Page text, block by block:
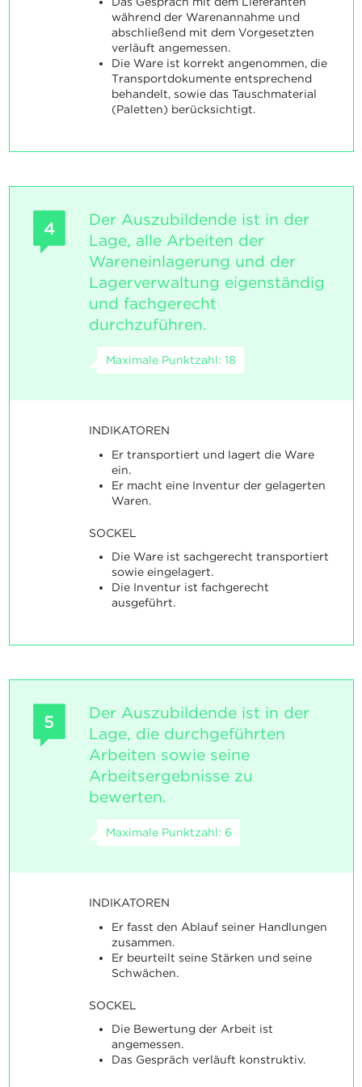
während der Warenannahme und
abschließend mit dem Vorgesetzten
verläuft angemessen.
Die Ware ist korrekt angenommen, die
Transportdokumente entsprechend
behandelt, sowie das Tauschmaterial
(Paletten) berücksichtigt.
4
Der Auszubildende ist in der
Lage, alle Arbeiten der
Wareneinlagerung und der
Lagerverwaltung eigenständig
und fachgerecht
durchzuführen.
Maximale Punktzahl: 18
INDIKATOREN
Er transportiert und lagert die Ware
ein.
Er macht eine Inventur der gelagerten
Waren.
SOCKEL
Die Ware ist sachgerecht transportiert
sowie eingelagert.
Die Inventur ist fachgerecht
ausgeführt.
5
Der Auszubildende ist in der
Lage, die durchgeführten
Arbeiten sowie seine
Arbeitsergebnisse zu
bewerten.
Maximale Punktzahl: 6
INDIKATOREN
Er fasst den Ablauf seiner Handlungen
zusammen.
Er beurteilt seine Stärken und seine
Schwächen.
SOCKEL
Die Bewertung der Arbeit ist
angemessen.
Das Gespräch verläuft konstruktiv.